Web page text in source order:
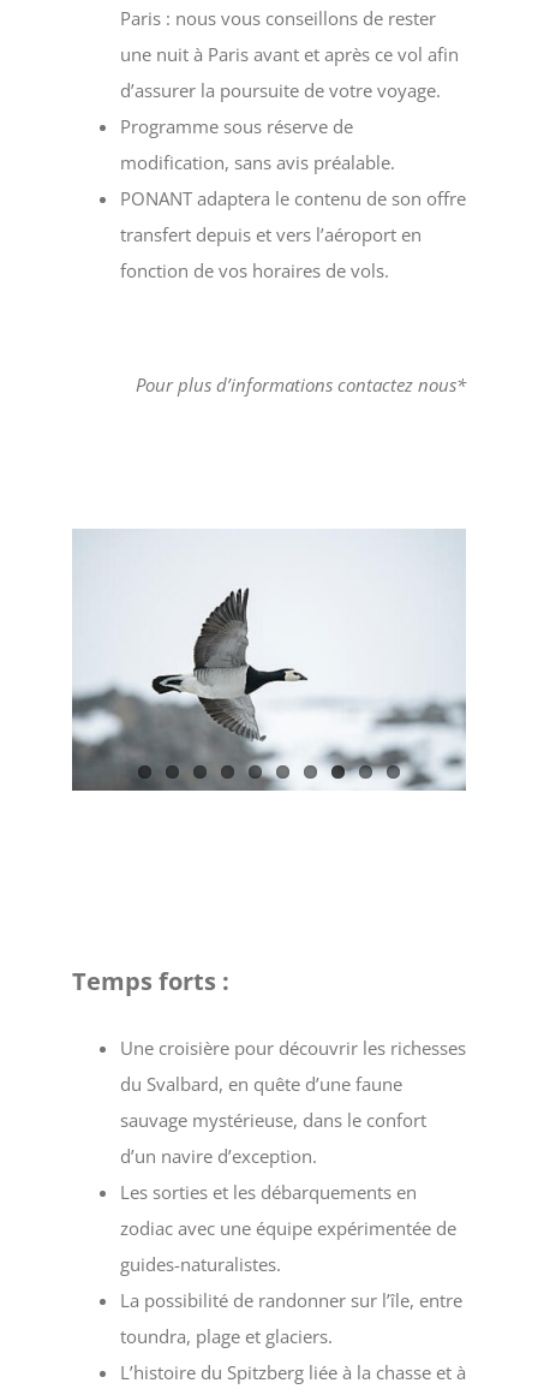
Paris : nous vous conseillons de rester
une nuit à Paris avant et après ce vol afin
d’assurer la poursuite de votre voyage.
Programme sous réserve de
modification, sans avis préalable.
PONANT adaptera le contenu de son offre
transfert depuis et vers l’aéroport en
fonction de vos horaires de vols.
Pour plus d’informations contactez nous*
Temps forts :
Une croisière pour découvrir les richesses
du Svalbard, en quête d’une faune
sauvage mystérieuse, dans le confort
d’un navire d’exception.
Les sorties et les débarquements en
zodiac avec une équipe expérimentée de
guides-naturalistes.
La possibilité de randonner sur l’île, entre
toundra, plage et glaciers.
L’histoire du Spitzberg liée à la chasse et à